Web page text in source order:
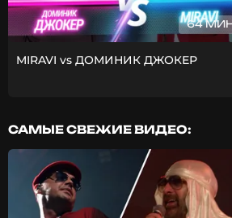
64
MIRAVI vs ДОМИНИК ДЖОКЕР
САМЫЕ СВЕЖИЕ ВИДЕО: